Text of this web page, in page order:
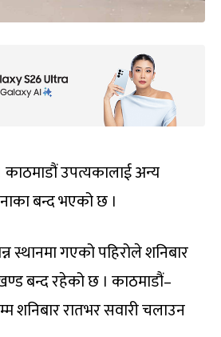
उपत्यकालाई अन्य
बन्द भएको छ ।
स्थानमा गएको पहिरोले शनिबार
बन्द रहेको छ । काठमाडौं–
शनिबार रातभर सवारी चलाउन